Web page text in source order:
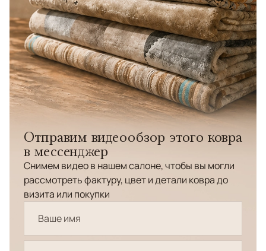
Отправим видеообзор этого ковра
в мессенджер
Снимем видео в нашем салоне, чтобы вы могли
рассмотреть фактуру, цвет и детали ковра до
визита или покупки